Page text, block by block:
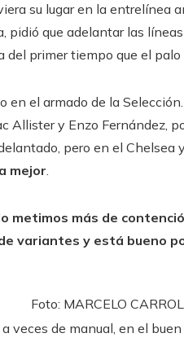
su lugar en la entrelínea
pidió que adelantar las
primer tiempo que el palo
en el armado de la
Allister y Enzo Fernández,
pero en el
mejor.
metimos más de
variantes y está bueno
Foto: MARCELO
veces de manual, en el